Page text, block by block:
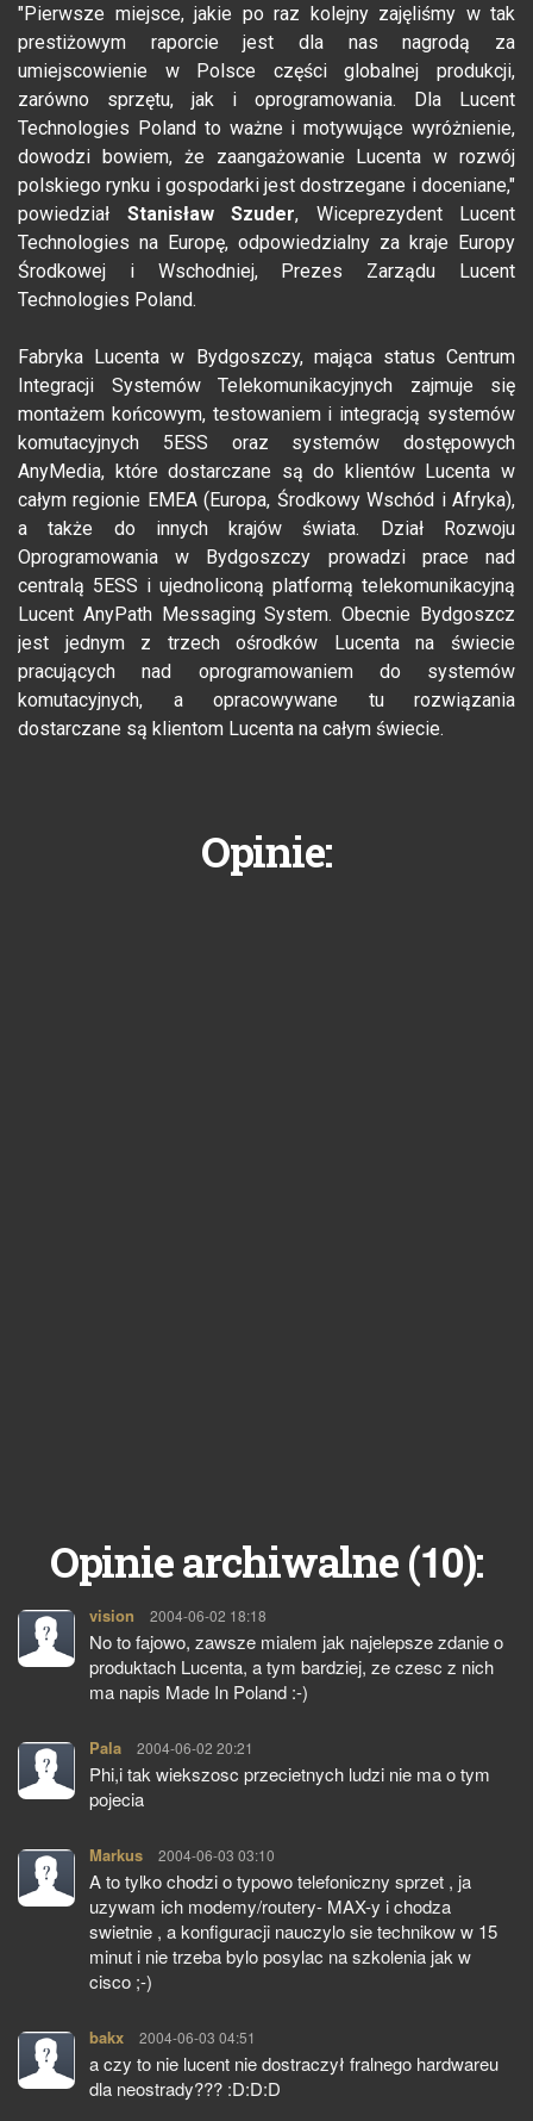
"Pierwsze miejsce, jakie po raz kolejny zajęliśmy w tak
prestiżowym raporcie jest dla nas nagrodą za
umiejscowienie w Polsce części globalnej produkcji,
zarówno sprzętu, jak i oprogramowania. Dla Lucent
Technologies Poland to ważne i motywujące wyróżnienie,
dowodzi bowiem, że zaangażowanie Lucenta w rozwój
polskiego rynku i gospodarki jest dostrzegane i doceniane,"
powiedział Stanisław Szuder, Wiceprezydent Lucent
Technologies na Europę, odpowiedzialny za kraje Europy
Środkowej i Wschodniej, Prezes Zarządu Lucent
Technologies Poland.
Fabryka Lucenta w Bydgoszczy, mająca status Centrum
Integracji Systemów Telekomunikacyjnych zajmuje się
montażem końcowym, testowaniem i integracją systemów
komutacyjnych 5ESS oraz systemów dostępowych
AnyMedia, które dostarczane są do klientów Lucenta w
całym regionie EMEA (Europa, Środkowy Wschód i Afryka),
a także do innych krajów świata. Dział Rozwoju
Oprogramowania w Bydgoszczy prowadzi prace nad
centralą 5ESS i ujednoliconą platformą telekomunikacyjną
Lucent AnyPath Messaging System. Obecnie Bydgoszcz
jest jednym z trzech ośrodków Lucenta na świecie
pracujących nad oprogramowaniem do systemów
komutacyjnych, a opracowywane tu rozwiązania
dostarczane są klientom Lucenta na całym świecie.
Opinie:
Opinie archiwalne (10):
vision pisze:
2004-06-02 18:18
No to fajowo, zawsze mialem jak najelepsze zdanie o
produktach Lucenta, a tym bardziej, ze czesc z nich
ma napis Made In Poland :-)
Pala pisze:
2004-06-02 20:21
Phi,i tak wiekszosc przecietnych ludzi nie ma o tym
pojecia
Markus pisze:
2004-06-03 03:10
A to tylko chodzi o typowo telefoniczny sprzet , ja
uzywam ich modemy/routery- MAX-y i chodza
swietnie , a konfiguracji nauczylo sie technikow w 15
minut i nie trzeba bylo posylac na szkolenia jak w
cisco ;-)
bakx pisze:
2004-06-03 04:51
a czy to nie lucent nie dostraczył fralnego hardwareu
dla neostrady??? :D:D:D